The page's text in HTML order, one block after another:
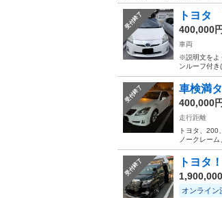
受付終了 トヨタ
400,000
車両
※説明文をよ
ンルーフ付き
受付終了 車検満
400,000
走行距離
トヨタ、200
ノークレー
受付終了 トヨタ
オンライン